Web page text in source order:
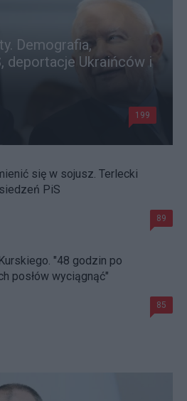
Demografia,
deportacje Ukraińców i
199
się w sojusz. Terlecki
PiS
89
"48 godzin po
posłów wyciągnąć"
85